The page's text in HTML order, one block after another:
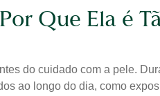
Que Ela é
do cuidado com a pele.
ao longo do dia, como